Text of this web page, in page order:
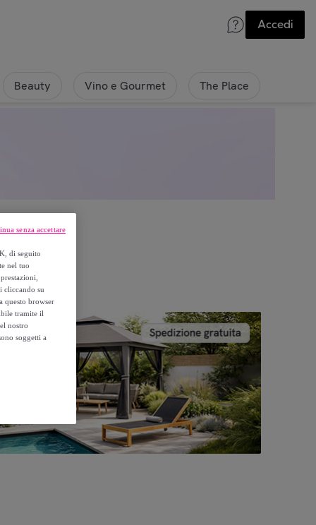
Accedi
Beauty Vino e Gourmet The Place
di seguito
nel tuo
cliccando su
questo browser
tramite il
nostro
soggetti a
senza accettare